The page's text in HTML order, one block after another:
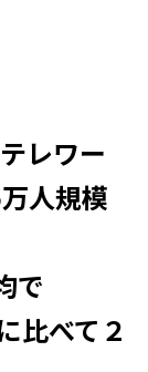
レワー
人規模
で
比べて２